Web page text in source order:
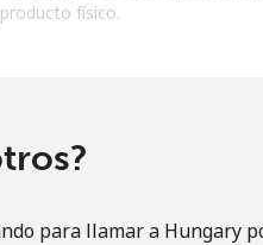
físico.
para llamar a Hungary